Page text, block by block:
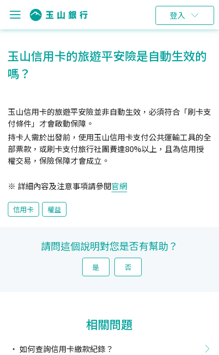
登入
玉山信用卡的旅遊平安險是自動生效的
嗎？
玉山信用卡的旅遊平安險並非自動生效，必須符合「刷卡支
付條件」才會啟動保障。
持卡人需於出發前，使用玉山信用卡支付公共運輸工具的全
部票款，或刷卡支付旅行社團費達80%以上，且為信用授
權交易，保險保障才會成立。
※ 詳細內容及注意事項請參閱官網
信用卡 權益
請問這個說明對您是否有幫助？
是 否
相關問題
如何查詢信用卡繳款紀錄？